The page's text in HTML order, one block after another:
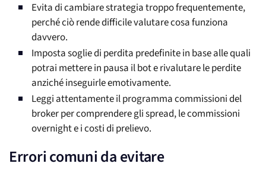
Evita di cambiare strategia troppo frequentemente,
perché ciò rende difficile valutare cosa funziona
davvero.
Imposta soglie di perdita predefinite in base alle quali
potrai mettere in pausa il bot e rivalutare le perdite
anziché inseguirle emotivamente.
Leggi attentamente il programma commissioni del
broker per comprendere gli spread, le commissioni
overnight e i costi di prelievo.
Errori comuni da evitare